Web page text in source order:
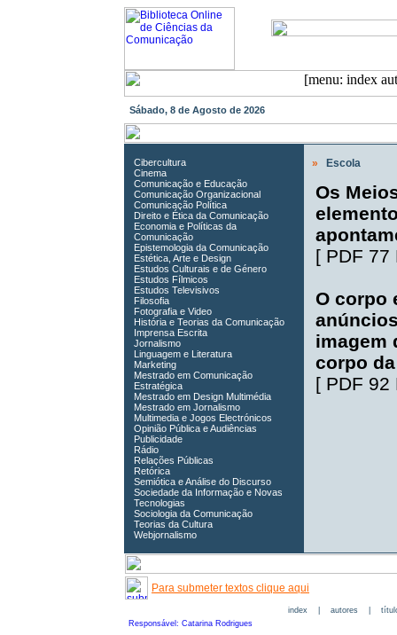
Sábado, 8 de Agosto de 2026
Cibercultura
Cinema
Comunicação e Educação
Comunicação Organizacional
Comunicação Política
Direito e Ética da Comunicação
Economia e Políticas da
Comunicação
Epistemologia da Comunicação
Estética, Arte e Design
Estudos Culturais e de Género
Estudos Fílmicos
Estudos Televisivos
Filosofia
Fotografia e Video
História e Teorias da Comunicação
Imprensa Escrita
Jornalismo
Linguagem e Literatura
Marketing
Mestrado em Comunicação
Estratégica
Mestrado em Design Multimédia
Mestrado em Jornalismo
Multimedia e Jogos Electrónicos
Opinião Pública e Audiências
Publicidade
Rádio
Relações Públicas
Retórica
Semiótica e Análise do Discurso
Sociedade da Informação e Novas
Tecnologias
Sociologia da Comunicação
Teorias da Cultura
Webjornalismo
» Escola
Os
[ PDF 77
O corpo
imagem
corpo
[ PDF 92
Para submeter textos clique aqui
index| autores|